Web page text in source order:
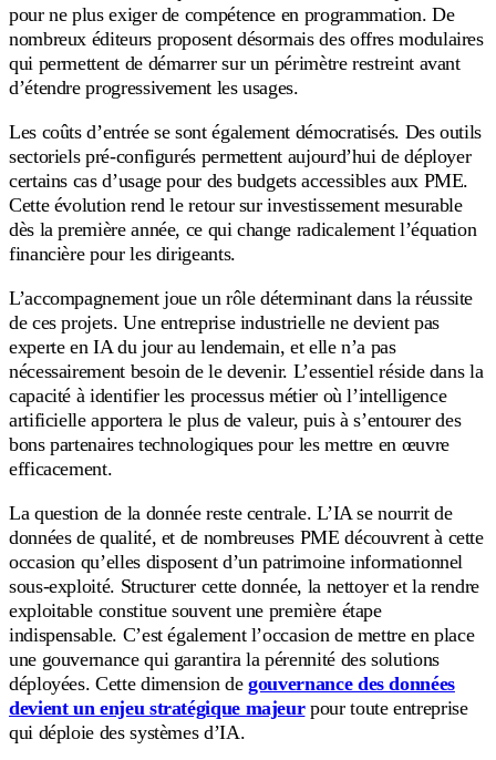
pour ne plus exiger de compétence en programmation. De
nombreux éditeurs proposent désormais des offres modulaires
qui permettent de démarrer sur un périmètre restreint avant
d’étendre progressivement les usages.
Les coûts d’entrée se sont également démocratisés. Des outils
sectoriels pré-configurés permettent aujourd’hui de déployer
certains cas d’usage pour des budgets accessibles aux PME.
Cette évolution rend le retour sur investissement mesurable
dès la première année, ce qui change radicalement l’équation
financière pour les dirigeants.
L’accompagnement joue un rôle déterminant dans la réussite
de ces projets. Une entreprise industrielle ne devient pas
experte en IA du jour au lendemain, et elle n’a pas
nécessairement besoin de le devenir. L’essentiel réside dans la
capacité à identifier les processus métier où l’intelligence
artificielle apportera le plus de valeur, puis à s’entourer des
bons partenaires technologiques pour les mettre en œuvre
efficacement.
La question de la donnée reste centrale. L’IA se nourrit de
données de qualité, et de nombreuses PME découvrent à cette
occasion qu’elles disposent d’un patrimoine informationnel
sous-exploité. Structurer cette donnée, la nettoyer et la rendre
exploitable constitue souvent une première étape
indispensable. C’est également l’occasion de mettre en place
une gouvernance qui garantira la pérennité des solutions
déployées. Cette dimension degouvernance des données
devient un enjeu stratégique majeurpour toute entreprise
qui déploie des systèmes d’IA.